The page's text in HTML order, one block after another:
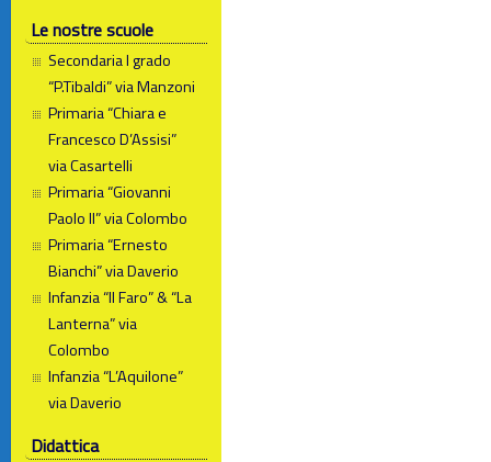
Le nostre scuole
Secondaria I grado
“P.Tibaldi” via Manzoni
Primaria “Chiara e
Francesco D’Assisi”
via Casartelli
Primaria “Giovanni
Paolo II” via Colombo
Primaria “Ernesto
Bianchi” via Daverio
Infanzia “Il Faro” & “La
Lanterna” via
Colombo
Infanzia “L’Aquilone”
via Daverio
Didattica